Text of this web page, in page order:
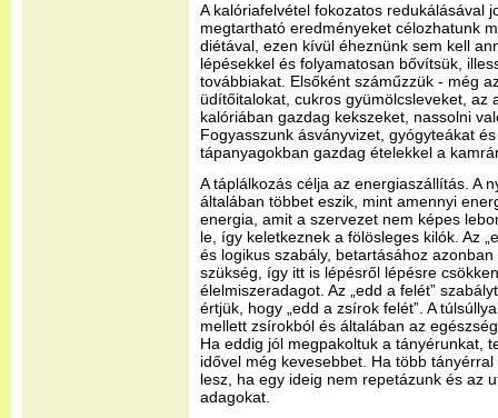
A kalóriafelvétel fokozatos redukálásával
megtartható eredményeket célozhatunk
diétával, ezen kívül éheznünk sem kell
lépésekkel és folyamatosan bővítsük,
továbbiakat. Elsőként száműzzük - még
üdítőitalokat, cukros gyümölcsleveket, az
kalóriában gazdag kekszeket, nassolni
Fogyasszunk ásványvizet, gyógyteákat
tápanyagokban gazdag ételekkel a
A táplálkozás célja az energiaszállítás. A
általában többet eszik, mint amennyi
energia, amit a szervezet nem képes
le, így keletkeznek a fölösleges kilók. Az
és logikus szabály, betartásához
szükség, így itt is lépésről lépésre
élelmiszeradagot. Az „edd a felét”
értjük, hogy „edd a zsírok felét”. A
mellett zsírokból és általában az
Ha eddig jól megpakoltuk a tányérunkat,
idővel még kevesebbet. Ha több
lesz, ha egy ideig nem repetázunk és az
adagokat.